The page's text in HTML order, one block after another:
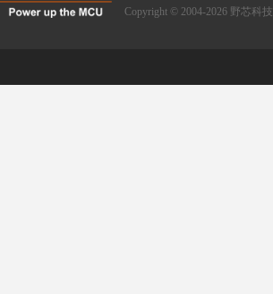
Copyright © 2004-2026 野芯科技